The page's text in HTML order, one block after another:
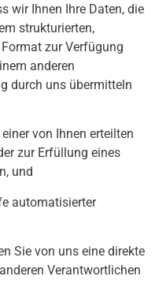
wir Ihnen Ihre Daten, die
strukturierten,
zur Verfügung
anderen
durch uns übermitteln
von Ihnen erteilten
zur Erfüllung eines
und
Sie von uns eine direkte
Verantwortlichen